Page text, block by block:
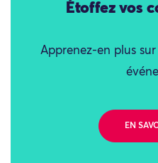
Étoffez vos
Apprenez-en plus
EN